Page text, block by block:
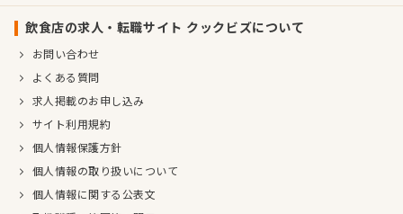
飲食店の求人・転職サイト クックビズについて
お問い合わせ
よくある質問
求人掲載のお申し込み
サイト利用規約
個人情報保護方針
個人情報の取り扱いについて
個人情報に関する公表文